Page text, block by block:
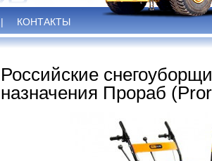
| КОНТАКТЫ
Российские
назначения Прораб